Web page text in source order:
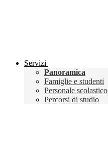
Servizi
Panoramica
Famiglie e studenti
Personale scolastico
Percorsi di studio